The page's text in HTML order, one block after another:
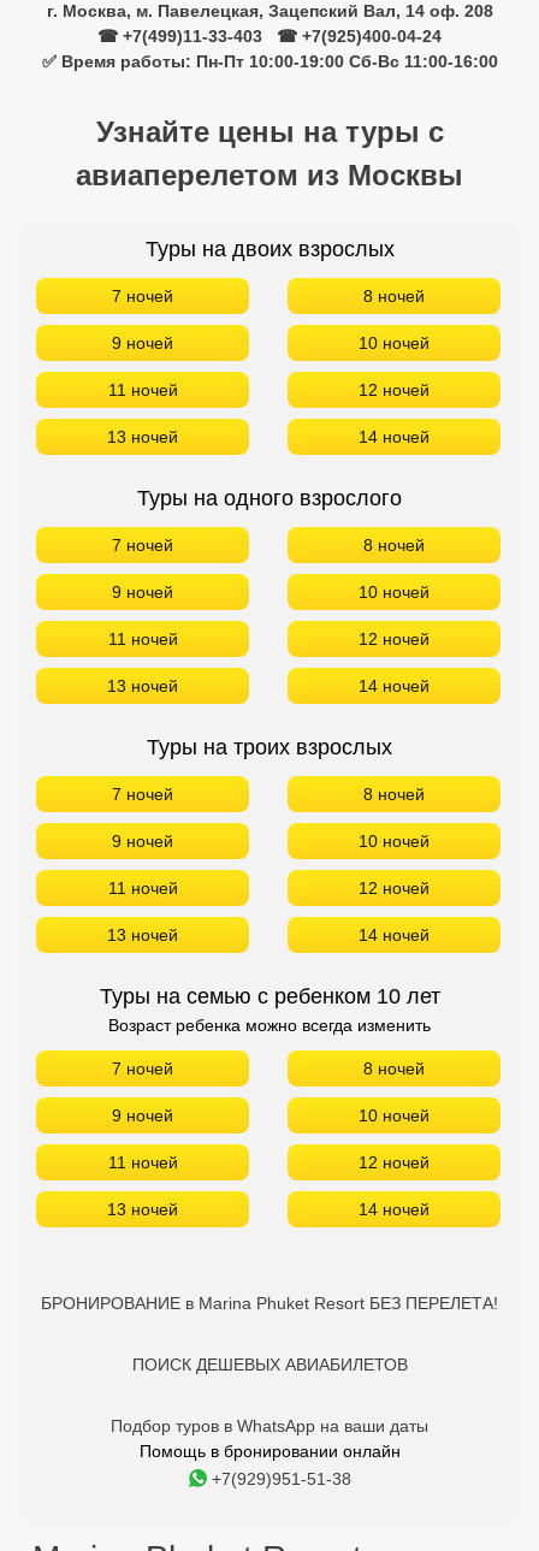
г. Москва, м. Павелецкая, Зацепский Вал, 14 оф. 208
☎ +7(499)11-33-403
☎ +7(925)400-04-24
✅ Время работы: Пн-Пт 10:00-19:00 Сб-Вс 11:00-16:00
Узнайте цены на туры с
авиаперелетом из Москвы
Туры на двоих взрослых
7 ночей 8 ночей
9 ночей 10 ночей
11 ночей 12 ночей
13 ночей 14 ночей
Туры на одного взрослого
7 ночей 8 ночей
9 ночей 10 ночей
11 ночей 12 ночей
13 ночей 14 ночей
Туры на троих взрослых
7 ночей 8 ночей
9 ночей 10 ночей
11 ночей 12 ночей
13 ночей 14 ночей
Туры на семью с ребенком 10 лет
Возраст ребенка можно всегда изменить
7 ночей 8 ночей
9 ночей 10 ночей
11 ночей 12 ночей
13 ночей 14 ночей
БРОНИРОВАНИЕ в Marina Phuket Resort БЕЗ ПЕРЕЛЕТА!
ПОИСК ДЕШЕВЫХ АВИАБИЛЕТОВ
Подбор туров в WhatsApp на ваши даты
Помощь в бронировании онлайн
+7(929)951-51-38